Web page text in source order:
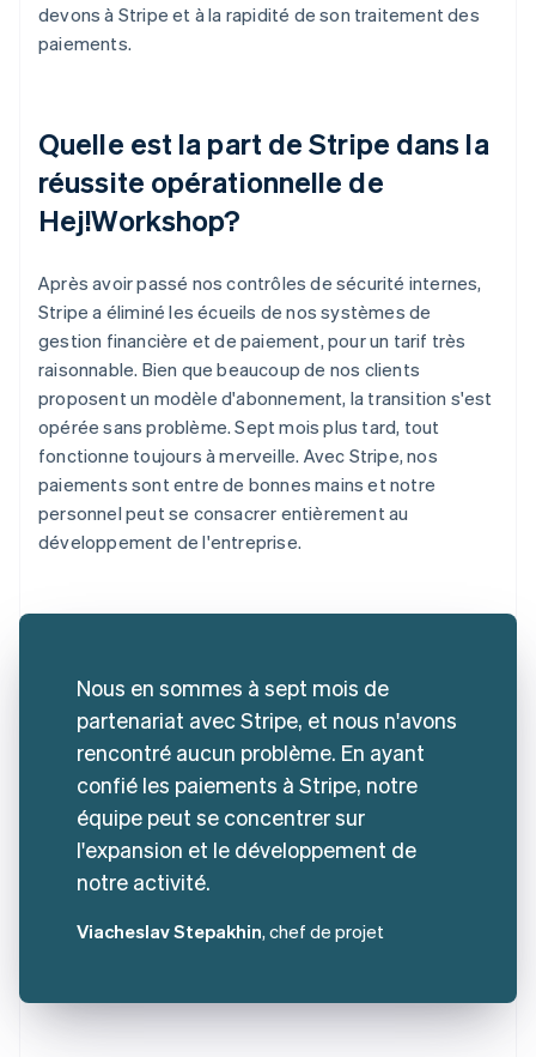
devons à Stripe et à la rapidité de son traitement des
paiements.
Quelle est la part de Stripe dans la
réussite opérationnelle de
Hej!Workshop?
Après avoir passé nos contrôles de sécurité internes,
Stripe a éliminé les écueils de nos systèmes de
gestion financière et de paiement, pour un tarif très
raisonnable. Bien que beaucoup de nos clients
proposent un modèle d'abonnement, la transition s'est
opérée sans problème. Sept mois plus tard, tout
fonctionne toujours à merveille. Avec Stripe, nos
paiements sont entre de bonnes mains et notre
personnel peut se consacrer entièrement au
développement de l'entreprise.
Nous en sommes à sept mois de
partenariat avec Stripe, et nous n'avons
rencontré aucun problème. En ayant
confié les paiements à Stripe, notre
équipe peut se concentrer sur
l'expansion et le développement de
notre activité.
Viacheslav Stepakhin, chef de projet